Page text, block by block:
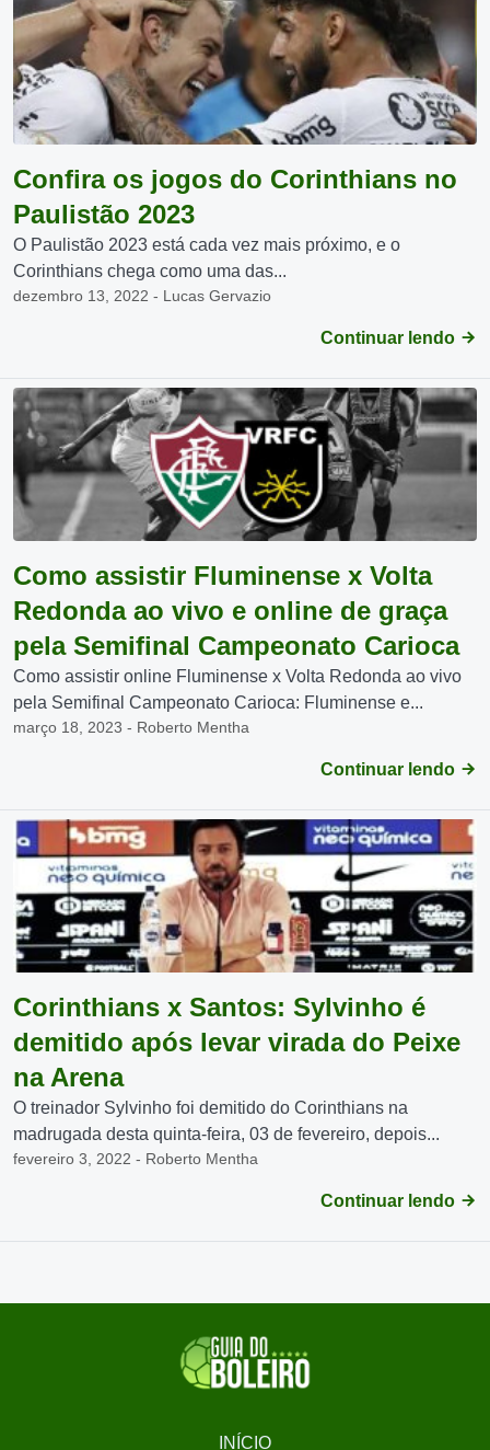
Confira os jogos do Corinthians no
Paulistão 2023
O Paulistão 2023 está cada vez mais próximo, e o
Corinthians chega como uma das...
dezembro 13, 2022 - Lucas Gervazio
Continuar lendo
Como assistir Fluminense x Volta
Redonda ao vivo e online de graça
pela Semifinal Campeonato Carioca
Como assistir online Fluminense x Volta Redonda ao vivo
pela Semifinal Campeonato Carioca: Fluminense e...
março 18, 2023 - Roberto Mentha
Continuar lendo
Corinthians x Santos: Sylvinho é
demitido após levar virada do Peixe
na Arena
O treinador Sylvinho foi demitido do Corinthians na
madrugada desta quinta-feira, 03 de fevereiro, depois...
fevereiro 3, 2022 - Roberto Mentha
Continuar lendo
INÍCIO